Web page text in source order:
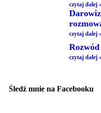
czytaj dalej
czytaj dalej
czytaj dalej
Śledź mnie na Facebooku